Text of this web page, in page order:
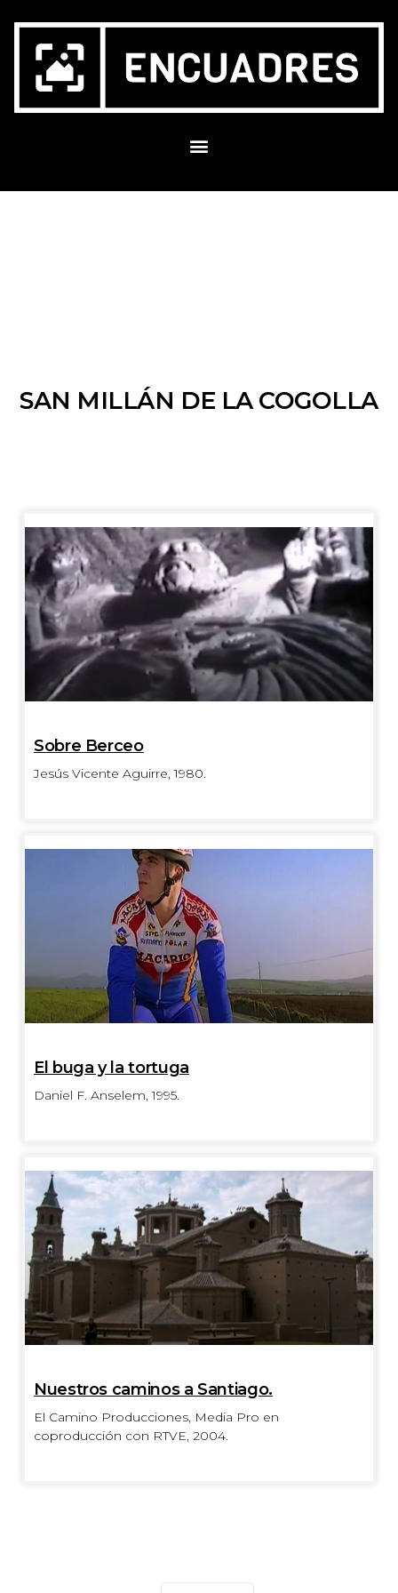
SAN MILLÁN DE LA COGOLLA
Sobre Berceo
Jesús Vicente Aguirre, 1980.
El buga y la tortuga
Daniel F. Anselem, 1995.
Nuestros caminos a Santiago.
El Camino Producciones, Media Pro en
coproducción con RTVE, 2004.